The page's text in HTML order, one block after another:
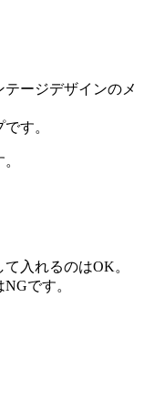
ージデザインのメ
す。
入れるのはOK。
です。